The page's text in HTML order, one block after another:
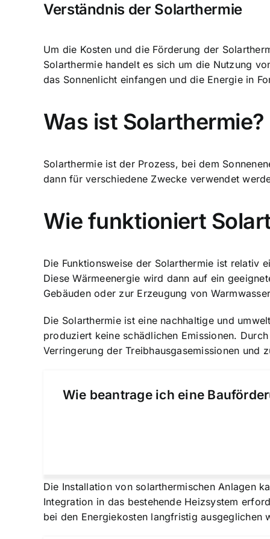
Verständnis der Solarthermie
Um die Kosten und die Förderung der
Solarthermie handelt es sich um die Nutzung
das Sonnenlicht einfangen und die Energie in
Was ist Solarthermie?
Solarthermie ist der Prozess, bei dem
dann für verschiedene Zwecke verwendet
Wie funktioniert
Die Funktionsweise der Solarthermie ist relativ
Diese Wärmeenergie wird dann auf ein
Gebäuden oder zur Erzeugung von
Die Solarthermie ist eine nachhaltige und
produziert keine schädlichen Emissionen.
Verringerung der Treibhausgasemissionen und
Wie beantrage ich eine
Die Installation von solarthermischen Anlagen
Integration in das bestehende Heizsystem
bei den Energiekosten langfristig ausgeglichen